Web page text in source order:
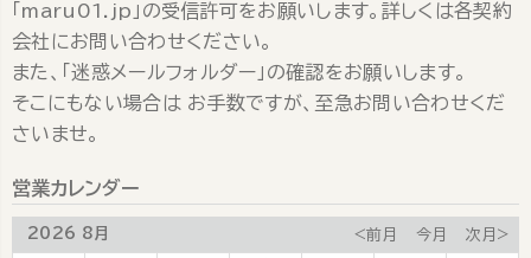
「maru01.jp」の受信許可をお願いします。詳しくは各契約
会社にお問い合わせください。
また、「迷惑メールフォルダー」の確認をお願いします。
そこにもない場合は お手数ですが、至急お問い合わせくだ
さいませ。
営業カレンダー
2026 8月 <前月 今月 次月>